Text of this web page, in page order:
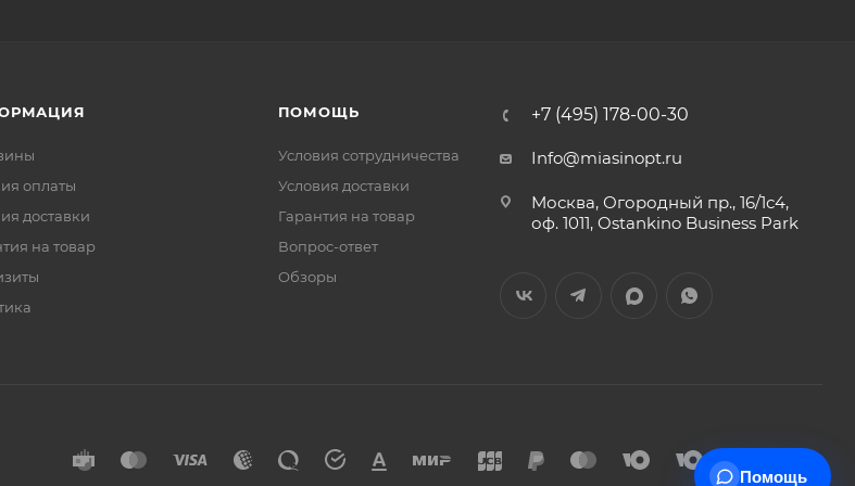
оплаты
доставки
на товар
ПОМОЩЬ
Условия сотрудничества
Условия доставки
Гарантия на товар
Вопрос-ответ
Обзоры
+7 (495) 178-00-30
Info@miasinopt.ru
Москва, Огородный пр., 16/1с4,
оф. 1011, Ostankino Business Park
Помощь